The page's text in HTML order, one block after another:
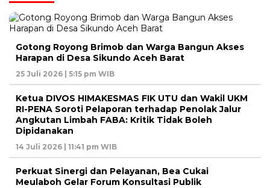
Gotong Royong Brimob dan Warga Bangun Akses
Harapan di Desa Sikundo Aceh Barat
25 Juli 2026 | 5:15 pm WIB
Ketua DIVOS HIMAKESMAS FIK UTU dan Wakil UKM
RI-PENA Soroti Pelaporan terhadap Penolak Jalur
Angkutan Limbah FABA: Kritik Tidak Boleh
Dipidanakan
14 Juli 2026 | 11:41 pm WIB
Perkuat Sinergi dan Pelayanan, Bea Cukai
Meulaboh Gelar Forum Konsultasi Publik